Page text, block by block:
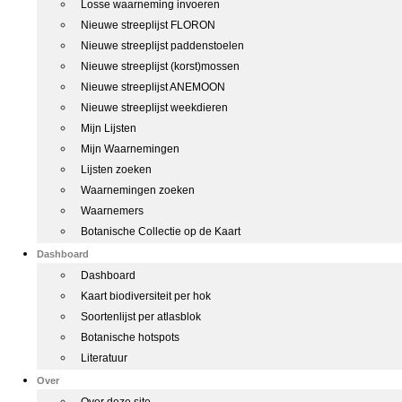
Losse waarneming invoeren
Nieuwe streeplijst FLORON
Nieuwe streeplijst paddenstoelen
Nieuwe streeplijst (korst)mossen
Nieuwe streeplijst ANEMOON
Nieuwe streeplijst weekdieren
Mijn Lijsten
Mijn Waarnemingen
Lijsten zoeken
Waarnemingen zoeken
Waarnemers
Botanische Collectie op de Kaart
Dashboard
Dashboard
Kaart biodiversiteit per hok
Soortenlijst per atlasblok
Botanische hotspots
Literatuur
Over